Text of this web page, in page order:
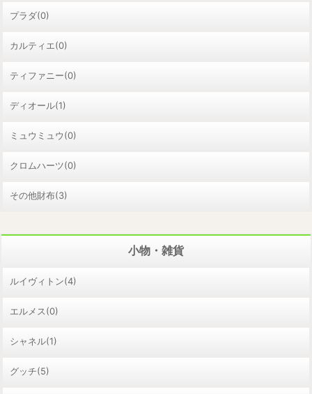
プラダ(0)
カルティエ(0)
ティファニー(0)
ディオール(1)
ミュウミュウ(0)
クロムハーツ(0)
その他財布(3)
小物・雑貨
ルイヴィトン(4)
エルメス(0)
シャネル(1)
グッチ(5)